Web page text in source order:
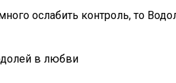
ослабить контроль, то